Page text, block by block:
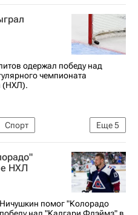
Шаркс
одержал победу над
чемпионата
(НХЛ).
Еще5
Спорт
Ойлерз
(НХЛ)
НХЛ
помог "Колорадо